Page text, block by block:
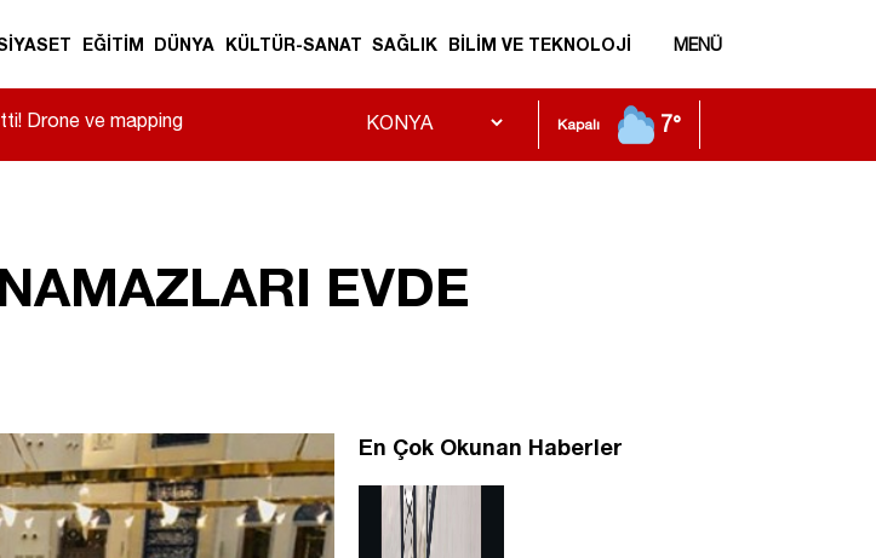
EĞİTİM DÜNYA KÜLTÜR-SANAT SAĞLIK BİLİM VE TEKNOLOJİ MENÜ
Drone ve mapping
Kapalı 7°
EVDE
En Çok Okunan Haberler